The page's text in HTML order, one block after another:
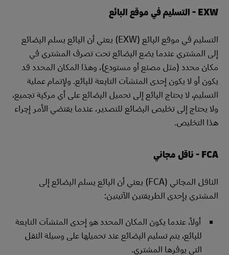
EXW - التسليم في موقع البائع
التسليم في موقع البائع (EXW) يعني أن البائع يسلم البضائع
إلى المشتري عندما يضع البضائع تحت تصرف المشتري في
مكان محدد (مثل مصنع أو مستودع)، وهذا المكان المحدد قد
يكون أو لا يكون إحدى المنشآت التابعة للبائع. ولإتمام عملية
التسليم، لا يحتاج البائع إلى تحميل البضائع على أي مركبة تجميع،
ولا يحتاج إلى تخليص البضائع للتصدير، عندما يقتضي الأمر إجراء
هذا التخليص.
FCA - ناقل مجاني
الناقل المجاني (FCA) يعني أن البائع يسلم البضائع إلى
المشتري بإحدى الطريقتين الآتيتين:
أولاً، عندما يكون المكان المحدد هو إحدى المنشآت التابعة
للبائع، يتم تسليم البضائع عند تحميلها على وسيلة النقل
التي يوفرها المشتري.